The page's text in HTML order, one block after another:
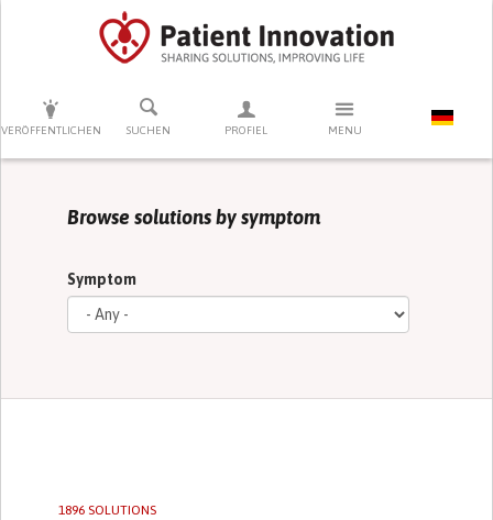
VERÖFFENTLICHEN SUCHEN PROFIEL MENU
DRÜCKEN SIE AUF ENTER UM DIE SUCHE ZU STARTEN
Browse solutions by symptom
Symptom
1896 SOLUTIONS